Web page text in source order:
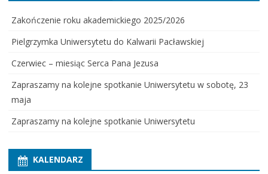
Zakończenie roku akademickiego 2025/2026
Pielgrzymka Uniwersytetu do Kalwarii Pacławskiej
Czerwiec – miesiąc Serca Pana Jezusa
Zapraszamy na kolejne spotkanie Uniwersytetu w sobotę, 23
maja
Zapraszamy na kolejne spotkanie Uniwersytetu
KALENDARZ